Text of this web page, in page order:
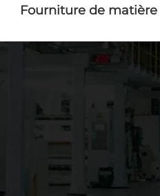
Fourniture de matière